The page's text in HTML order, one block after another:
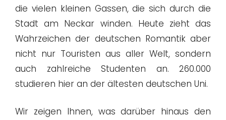
die vielen kleinen Gassen, die sich durch die
Stadt am Neckar winden. Heute zieht das
Wahrzeichen der deutschen Romantik aber
nicht nur Touristen aus aller Welt, sondern
auch zahlreiche Studenten an. 260.000
studieren hier an der ältesten deutschen Uni.
Wir zeigen Ihnen, was darüber hinaus den